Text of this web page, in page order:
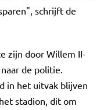
schrijft de
zijn door Willem II-
de politie.
in het uitvak blijven
stadion, dit om